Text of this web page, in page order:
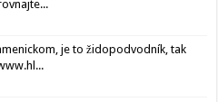
je to židopodvodník, tak